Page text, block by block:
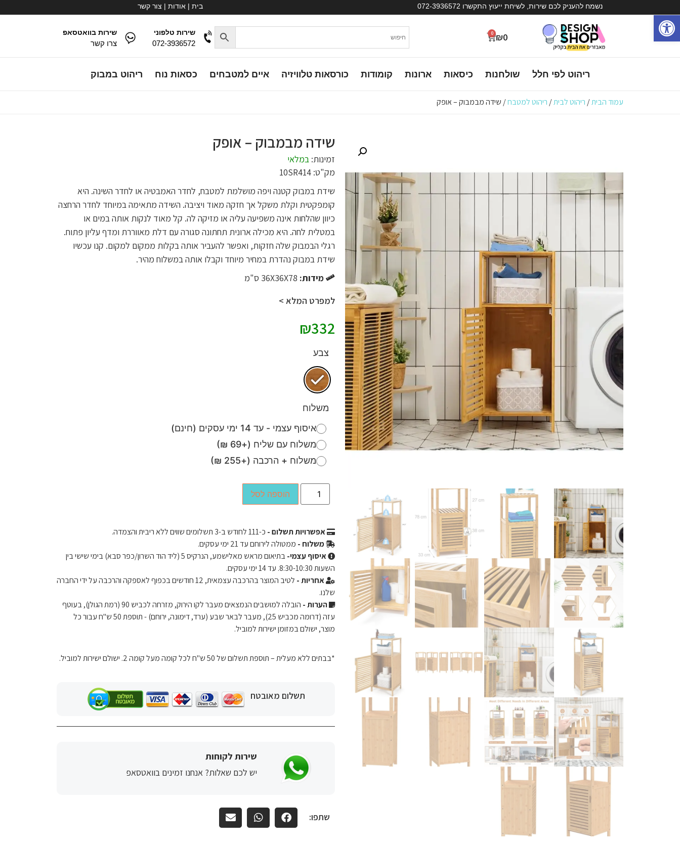
נשמח להעניק לכם שירות, לשיחת ייעוץ התקשרו 072-3936572 בית | אודות | צור קשר
₪0
0 שירות טלפוני
072-3936572
שירות בוואטסאפ
צרו קשר
ריהוט לפי חלל שולחנות כיסאות ארונות קומודות כורסאות טלוויזיה איים למטבחים כסאות נוח ריהוט במבוק
עמוד הבית/ ריהוט לבית/ ריהוט למטבח/ שידה מבמבוק – אופק
שידה מבמבוק – אופק
זמינות: במלאי
מק"ט: 10SR414
שידת במבוק קטנה ויפה מושלמת למטבח, לחדר האמבטיה או לחדר השינה. היא
קומפקטית וקלת משקל אך חזקה מאוד ויציבה. השידה מתאימה במיוחד לחדר הרחצה
כיוון שהלחות אינה משפיעה עליה או מזיקה לה. קל מאוד לנקות אותה במים או
במטלית לחה. היא מכילה ארונית תחתונה סגורה עם דלת מאווררת ומדף עליון פתוח.
רגלי הבמבוק שלה חזקות, ואפשר להעביר אותה בקלות ממקום למקום. קנו עכשיו
שידת במבוק נהדרת במחיר מיוחד וקבלו אותה במשלוח מהיר.
מידות: 36X36X78 ס"מ
למפרט המלא >
₪332
צבע
משלוח
איסוף עצמי - עד 14 ימי עסקים (חינם)
משלוח עם שליח (+69 ₪)
משלוח + הרכבה (+255 ₪)
הוספה לסל
אפשרויות תשלום - כ-111לחודש ב-3 תשלומים שווים ללא ריבית והצמדה.
משלוח - ממטולה לירוחם עד 21 ימי עסקים.
איסוף עצמי-
בתיאום מראש מאלישמע, הנרקיס 5 (ליד הוד השרון/כפר סבא) בימי שישי בין
השעות 8:30-10:30. עד 14 ימי עסקים.
אחריות -
לטיב המוצר בהרכבה עצמאית, 12 חודשים בכפוף לאספקה ​​והרכבה על ידי החברה
שלנו.
הערות -
הובלה למושבים הנמצאים מעבר לקו הירוק, מזרחה לכביש 90 (רמת הגולן), בעוטף
עזה (דרומה מכביש 25), מעבר לבאר שבע (ערד, דימונה, ירוחם) - תוספת 50 ש"ח עבור כל
מוצר, ישולם במזומן ישירות למוביל.
*בבתים ללא מעלית – תוספת תשלום של 50 ש"ח לכל קומה מעל קומה 2. ישולם ישירות למוביל.
תשלום מאובטח
שירות לקוחות
יש לכם שאלות? אנחנו זמינים בוואטסאפ
שתפו:
פתח סרגל נגישות